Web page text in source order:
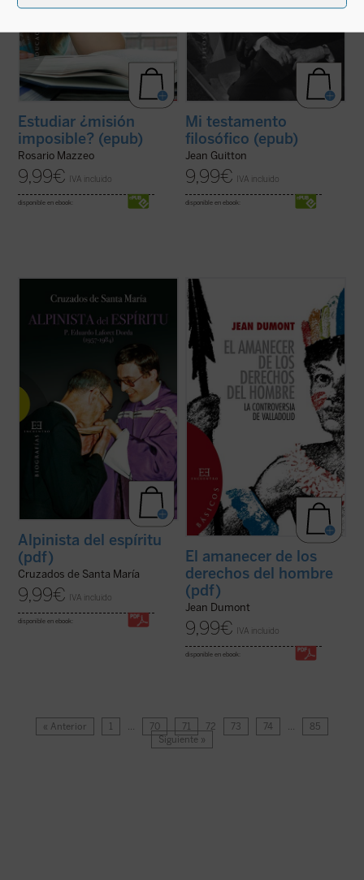
Estudiar ¿misión
imposible? (epub)
Rosario Mazzeo
9,99€ IVA incluido
disponible en ebook:
Mi testamento
filosófico (epub)
Jean Guitton
9,99€ IVA incluido
disponible en ebook:
«Consumado en breve, llenó largos años»
(Sab 4, 13). En sólo veintisiete años dio
grandes pruebas del amor de Dios. Eso es
lo que nos transmiteAlpinista del espíritu
que no es una biografía ...(ver ficha)
Alpinista del espíritu
(pdf)
Cruzados de Santa María
9,99€ IVA incluido
disponible en ebook:
En 1550 comenzó un espectáculo insólito
para el mundo: por primera vez en la
historia, un emperador paraliza la
expansión de su imperio para suscitar un
debate: ¿es conforme a la justicia la
civilización y conversión de los indios del
Nuevo ...(ver ficha)
El amanecer de los
derechos del hombre
(pdf)
Jean Dumont
9,99€ IVA incluido
disponible en ebook:
« Anterior 1 … 70 71 72 73 74 …
85
Siguiente »